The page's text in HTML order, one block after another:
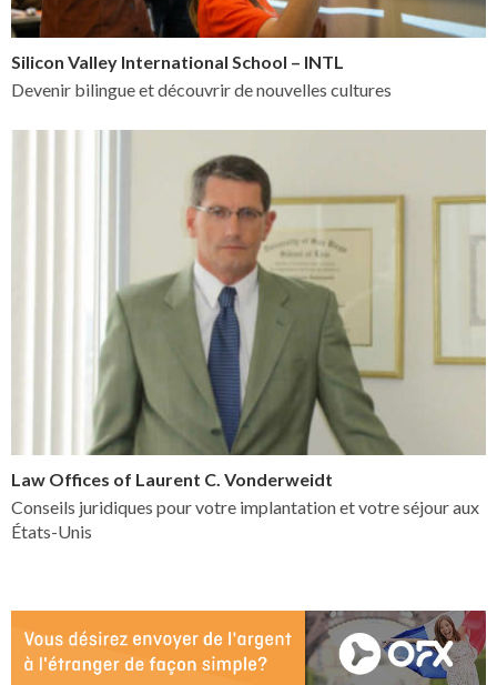
Silicon Valley International School – INTL
Devenir bilingue et découvrir de nouvelles cultures
Law Offices of Laurent C. Vonderweidt
Conseils juridiques pour votre implantation et votre séjour aux
États-Unis